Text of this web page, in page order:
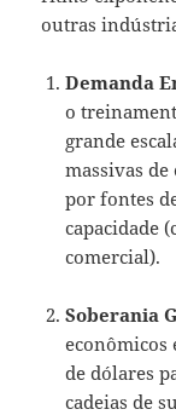
outras
Demanda
o
grande
massivas
por fontes
capacidade
comercial).
Soberania
econômicos
de dólares
cadeias de